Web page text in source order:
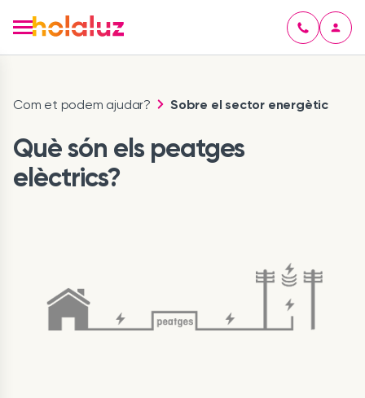
Com et podem ajudar? Sobre el sector energètic
Què són els peatges
elèctrics?